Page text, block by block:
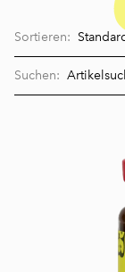
Sortieren:
Suchen: